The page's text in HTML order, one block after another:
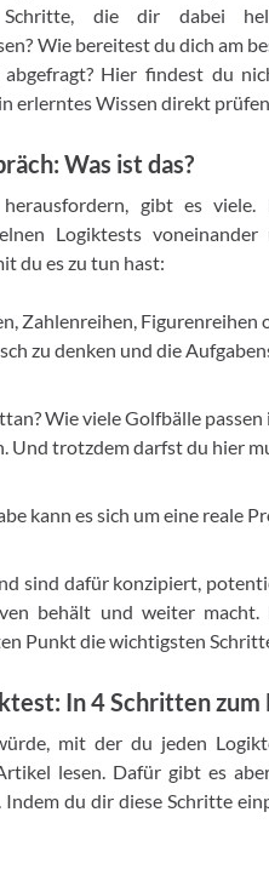
die dir dabei
Wie bereitest du dich am
Hier findest du
erlerntes Wissen direkt
Was ist das?
gibt es
Logiktests
du es zu tun hast:
Zahlenreihen, Figurenreihen
zu denken und die
Wie viele Golfbälle
Und trotzdem darfst du hier
kann es sich um eine reale
sind dafür konzipiert,
behält und weiter
Punkt die wichtigsten
In 4 Schritten zum
mit der du jeden
lesen. Dafür gibt es
du dir diese Schritte